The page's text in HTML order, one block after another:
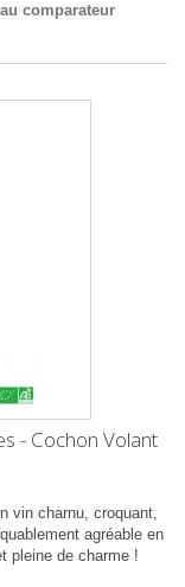
comparateur
- Cochon Volant
vin charnu, croquant,
agréable en
pleine de charme !